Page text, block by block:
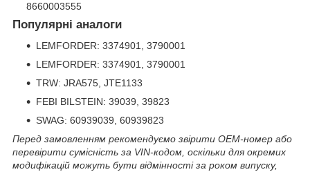
8660003555
Популярні аналоги
LEMFORDER: 3374901, 3790001
LEMFORDER: 3374901, 3790001
TRW: JRA575, JTE1133
FEBI BILSTEIN: 39039, 39823
SWAG: 60939039, 60939823
Перед замовленням рекомендуємо звірити OEM-номер або
перевірити сумісність за VIN-кодом, оскільки для окремих
модифікацій можуть бути відмінності за роком випуску,